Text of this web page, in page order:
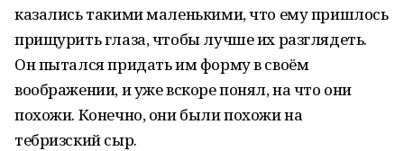
казались такими маленькими, что ему пришлось
прищурить глаза, чтобы лучше их разглядеть.
Он пытался придать им форму в своём
воображении, и уже вскоре понял, на что они
похожи. Конечно, они были похожи на
тебризский сыр.